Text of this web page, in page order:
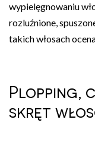
wypielęgnowaniu
rozluźnione,
takich włosach
Plopping,
skręt